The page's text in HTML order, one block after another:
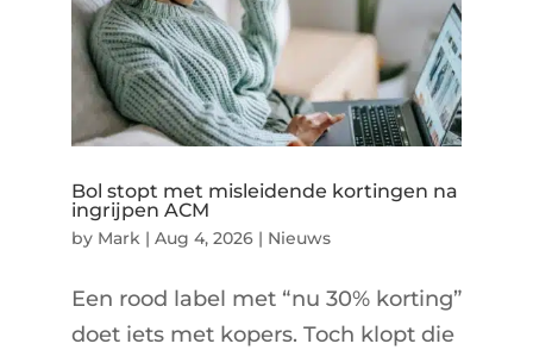
Bol stopt met misleidende kortingen na
ingrijpen ACM
by Mark| Aug 4, 2026| Nieuws
Een rood label met “nu 30% korting”
doet iets met kopers. Toch klopt die